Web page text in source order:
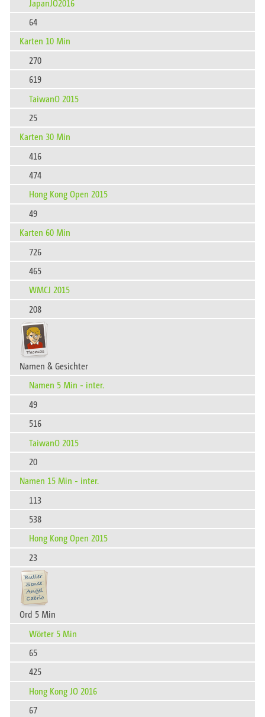
JapanJO2016
64
Karten 10 Min
270
619
TaiwanO 2015
25
Karten 30 Min
416
474
Hong Kong Open 2015
49
Karten 60 Min
726
465
WMCJ 2015
208
Namen & Gesichter
Namen 5 Min - inter.
49
516
TaiwanO 2015
20
Namen 15 Min - inter.
113
538
Hong Kong Open 2015
23
Ord 5 Min
Wörter 5 Min
65
425
Hong Kong JO 2016
67